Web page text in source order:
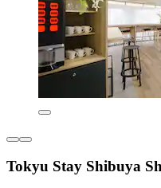
Tokyu Stay Shibuya